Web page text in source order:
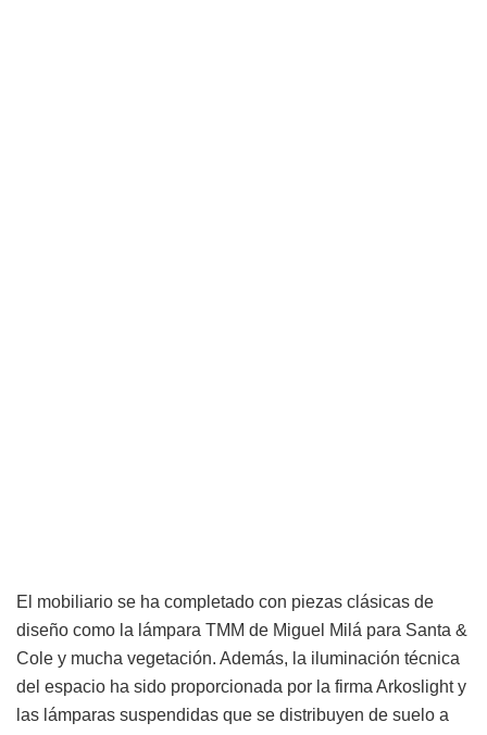
El mobiliario se ha completado con piezas clásicas de
diseño como la lámpara TMM de Miguel Milá para Santa &
Cole y mucha vegetación. Además, la iluminación técnica
del espacio ha sido proporcionada por la firma Arkoslight y
las lámparas suspendidas que se distribuyen de suelo a